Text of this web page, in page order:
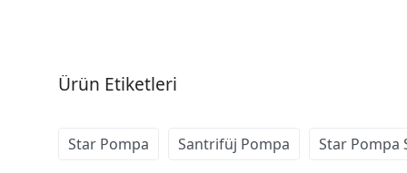
Ürün Etiketleri
Star Pompa Santrifüj Pompa Star Pompa